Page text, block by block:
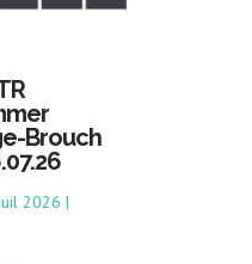
Brouch
2026 |